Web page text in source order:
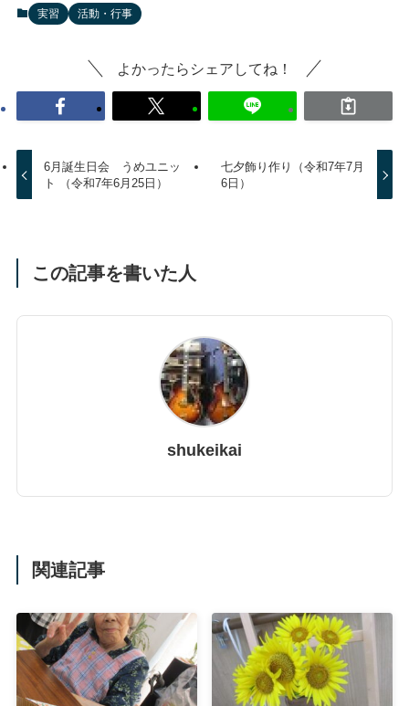
実習 活動・行事
よかったらシェアしてね！
6月誕生日会 うめユニッ
ト （令和7年6月25日）
七夕飾り作り（令和7年7月
6日）
この記事を書いた人
shukeikai
関連記事